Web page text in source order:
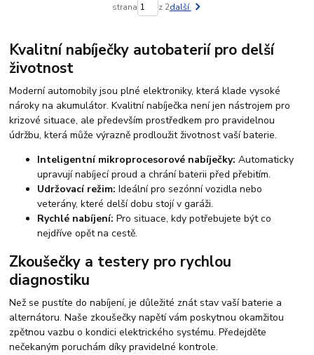
strana z 2další
Kvalitní nabíječky autobaterií pro delší
životnost
Moderní automobily jsou plné elektroniky, která klade vysoké
nároky na akumulátor. Kvalitní nabíječka není jen nástrojem pro
krizové situace, ale především prostředkem pro pravidelnou
údržbu, která může výrazně prodloužit životnost vaší baterie.
Inteligentní mikroprocesorové nabíječky: Automaticky
upravují nabíjecí proud a chrání baterii před přebitím.
Udržovací režim: Ideální pro sezónní vozidla nebo
veterány, které delší dobu stojí v garáži.
Rychlé nabíjení: Pro situace, kdy potřebujete být co
nejdříve opět na cestě.
Zkoušečky a testery pro rychlou
diagnostiku
Než se pustíte do nabíjení, je důležité znát stav vaší baterie a
alternátoru. Naše zkoušečky napětí vám poskytnou okamžitou
zpětnou vazbu o kondici elektrického systému. Předejděte
nečekaným poruchám díky pravidelné kontrole.